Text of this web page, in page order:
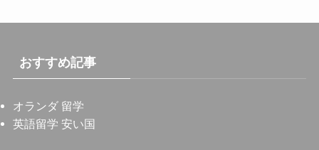
おすすめ記事
オランダ 留学
英語留学 安い国